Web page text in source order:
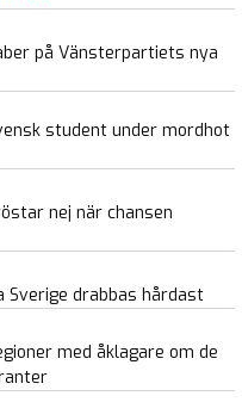
på Vänsterpartiets nya
student under mordhot
nej när chansen
drabbas hårdast
med åklagare om de